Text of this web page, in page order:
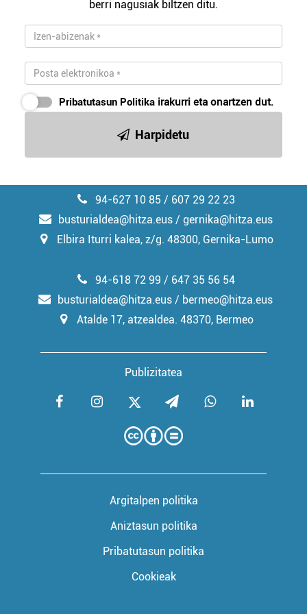
zerbitzuak hobetzeko asmoz, cookie teknologiaz
baliatzen gara. Ohar hau onartuz gero, teknologia hori
erabiltzeko baimen esplizitua ematen diguzu.Gehiago
irakurri
berri nagusiak biltzen ditu.
Pribatutasun Politika irakurri eta onartzen dut.
Harpidetu
94-627 10 85 / 607 29 22 23
busturialdea@hitza.eus / gernika@hitza.eus
Elbira Iturri kalea, z/g. 48300, Gernika-Lumo
Publizitatea
94-618 72 99 / 647 35 56 54
busturialdea@hitza.eus / bermeo@hitza.eus
Atalde 17, atzealdea. 48370, Bermeo
Argitalpen politika
Aniztasun politika
Pribatutasun politika
Cookieak